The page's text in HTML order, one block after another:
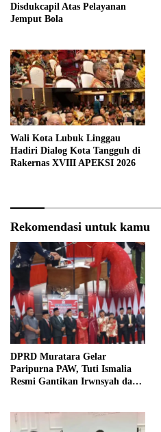
Disdukcapil Atas Pelayanan
Jemput Bola
Wali Kota Lubuk Linggau
Hadiri Dialog Kota Tangguh di
Rakernas XVIII APEKSI 2026
Rekomendasi untuk kamu
DPRD Muratara Gelar
Paripurna PAW, Tuti Ismalia
Resmi Gantikan Irwnsyah dari